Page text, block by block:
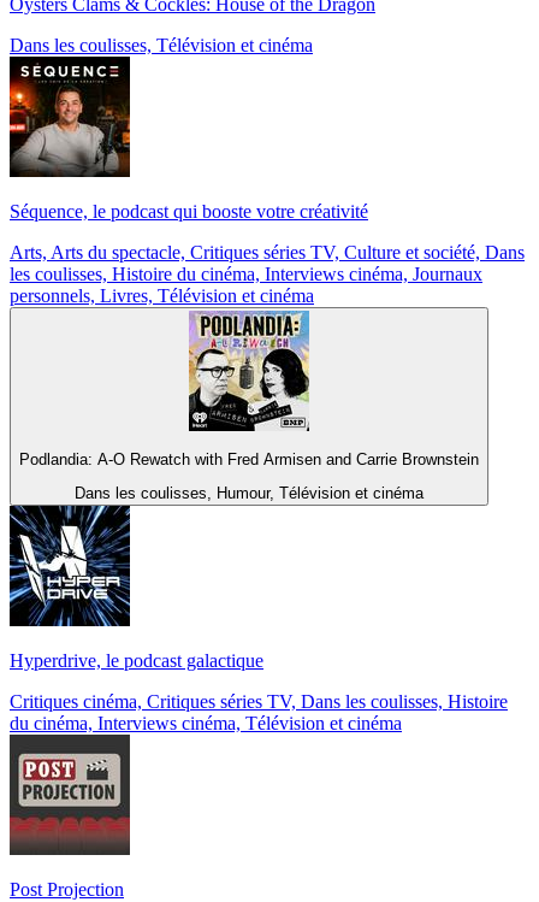
Dans les coulisses, Télévision et cinéma
Séquence, le podcast qui booste votre créativité
Arts, Arts du spectacle, Critiques séries TV, Culture et société, Dans
les coulisses, Histoire du cinéma, Interviews cinéma, Journaux
personnels, Livres, Télévision et cinéma
Podlandia: A-O Rewatch with Fred Armisen and Carrie Brownstein
Dans les coulisses, Humour, Télévision et cinéma
Hyperdrive, le podcast galactique
Critiques cinéma, Critiques séries TV, Dans les coulisses, Histoire
du cinéma, Interviews cinéma, Télévision et cinéma
Post Projection